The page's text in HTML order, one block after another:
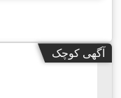
آگهی کوچک